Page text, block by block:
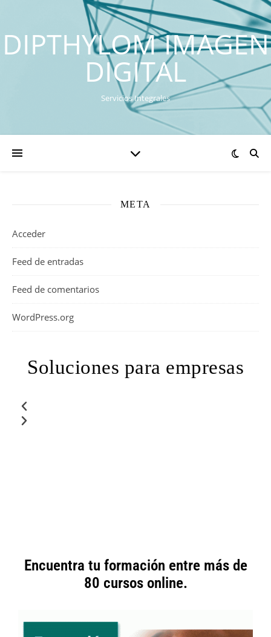
DIPTHYLOM IMAGEN
DIGITAL
Servicios Integrales
META
Acceder
Feed de entradas
Feed de comentarios
WordPress.org
Soluciones para empresas
Encuentra tu formación entre más de
80 cursos online.